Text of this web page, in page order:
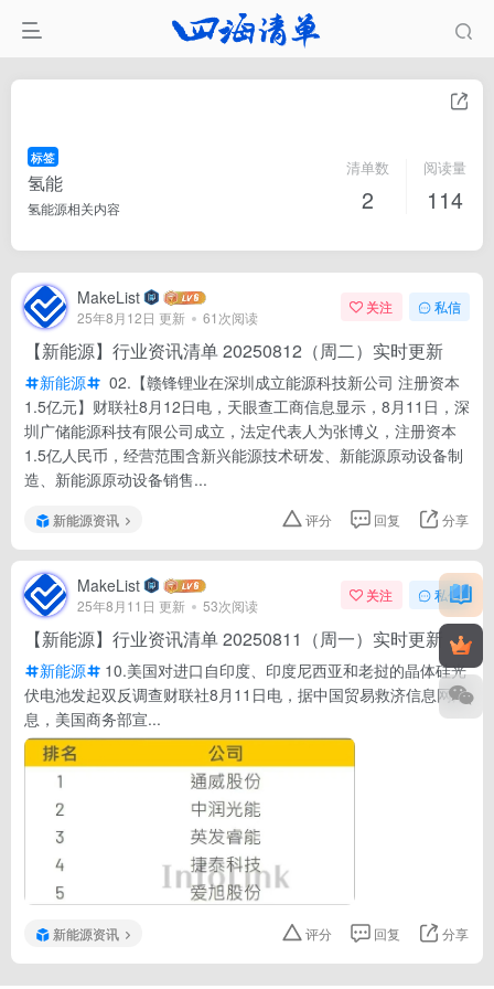
标签
氢能
氢能源相关内容
清单数
2
阅读量
114
MakeList
25年8月12日 更新 61次阅读
关注 私信
【新能源】行业资讯清单 20250812（周二）实时更新
新能源
02.【赣锋锂业在深圳成立能源科技新公司 注册资本
1.5亿元】财联社8月12日电，天眼查工商信息显示，8月11日，深
圳广储能源科技有限公司成立，法定代表人为张博义，注册资本
1.5亿人民币，经营范围含新兴能源技术研发、新能源原动设备制
造、新能源原动设备销售...
新能源资讯 评分 回复 分享
MakeList
25年8月11日 更新 53次阅读
关注 私信
【新能源】行业资讯清单 20250811（周一）实时更新
新能源
10.美国对进口自印度、印度尼西亚和老挝的晶体硅光
伏电池发起双反调查财联社8月11日电，据中国贸易救济信息网消
息，美国商务部宣...
新能源资讯 评分 回复 分享